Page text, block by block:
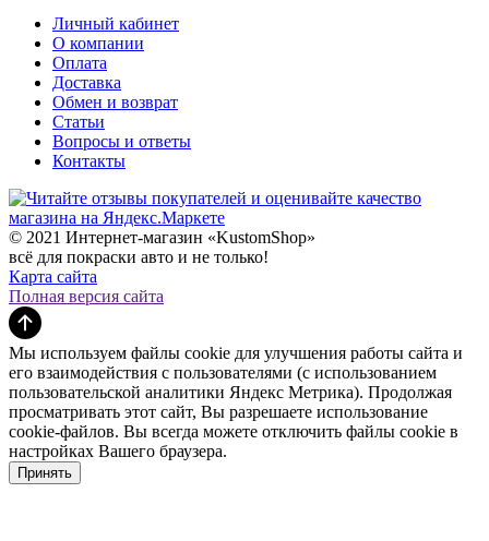
Личный кабинет
О компании
Оплата
Доставка
Обмен и возврат
Статьи
Вопросы и ответы
Контакты
© 2021 Интернет-магазин «KustomShop»
всё для покраски авто и не только!
Карта сайта
Полная версия сайта
Мы используем файлы cookie для улучшения работы сайта и
его взаимодействия с пользователями (с использованием
пользовательской аналитики Яндекс Метрика). Продолжая
просматривать этот сайт, Вы разрешаете использование
cookie-файлов. Вы всегда можете отключить файлы cookie в
настройках Вашего браузера.
Принять